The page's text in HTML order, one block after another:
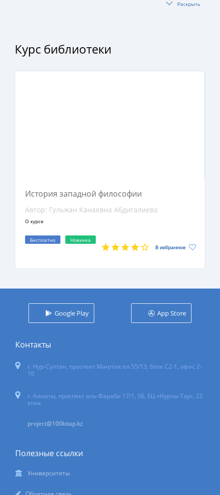
қарастырып, философияға тән ұғымдар, ілімдер,
саласын зерттеуші мамандарға, философтар мен
мәдениеттанушыларға, сондай-ақ көпшілік
Раскрыть
Курс библиотеки
История западной философии
Автор: Гульжан Канаевна Абдигалиева
О курсе
Бесплатно
Новинка
В избранное
Google Play App Store
Контакты
г. Нур-Султан, проспект Мәңгілік ел 55/13, блок С2-1, офис 2-
16
г. Алматы, проспект аль-Фараби 17/1, 5Б, БЦ «Нурлы-Тау», 22
этаж
project@100kitap.kz
Полезные ссылки
Университеты